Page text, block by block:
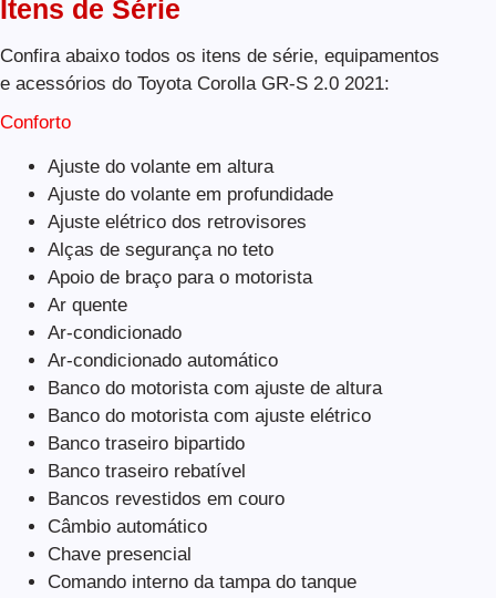
Itens de Série
Confira abaixo todos os itens de série, equipamentos
e acessórios do Toyota Corolla GR-S 2.0 2021:
Conforto
Ajuste do volante em altura
Ajuste do volante em profundidade
Ajuste elétrico dos retrovisores
Alças de segurança no teto
Apoio de braço para o motorista
Ar quente
Ar-condicionado
Ar-condicionado automático
Banco do motorista com ajuste de altura
Banco do motorista com ajuste elétrico
Banco traseiro bipartido
Banco traseiro rebatível
Bancos revestidos em couro
Câmbio automático
Chave presencial
Comando interno da tampa do tanque